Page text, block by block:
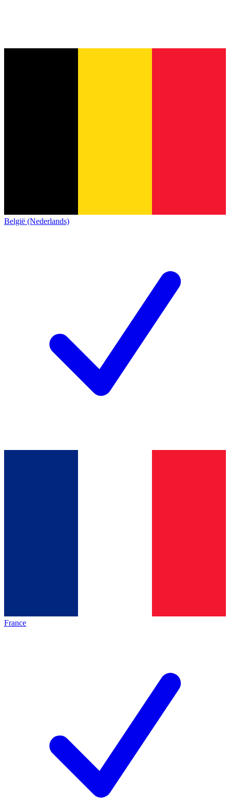
België (Nederlands)
France